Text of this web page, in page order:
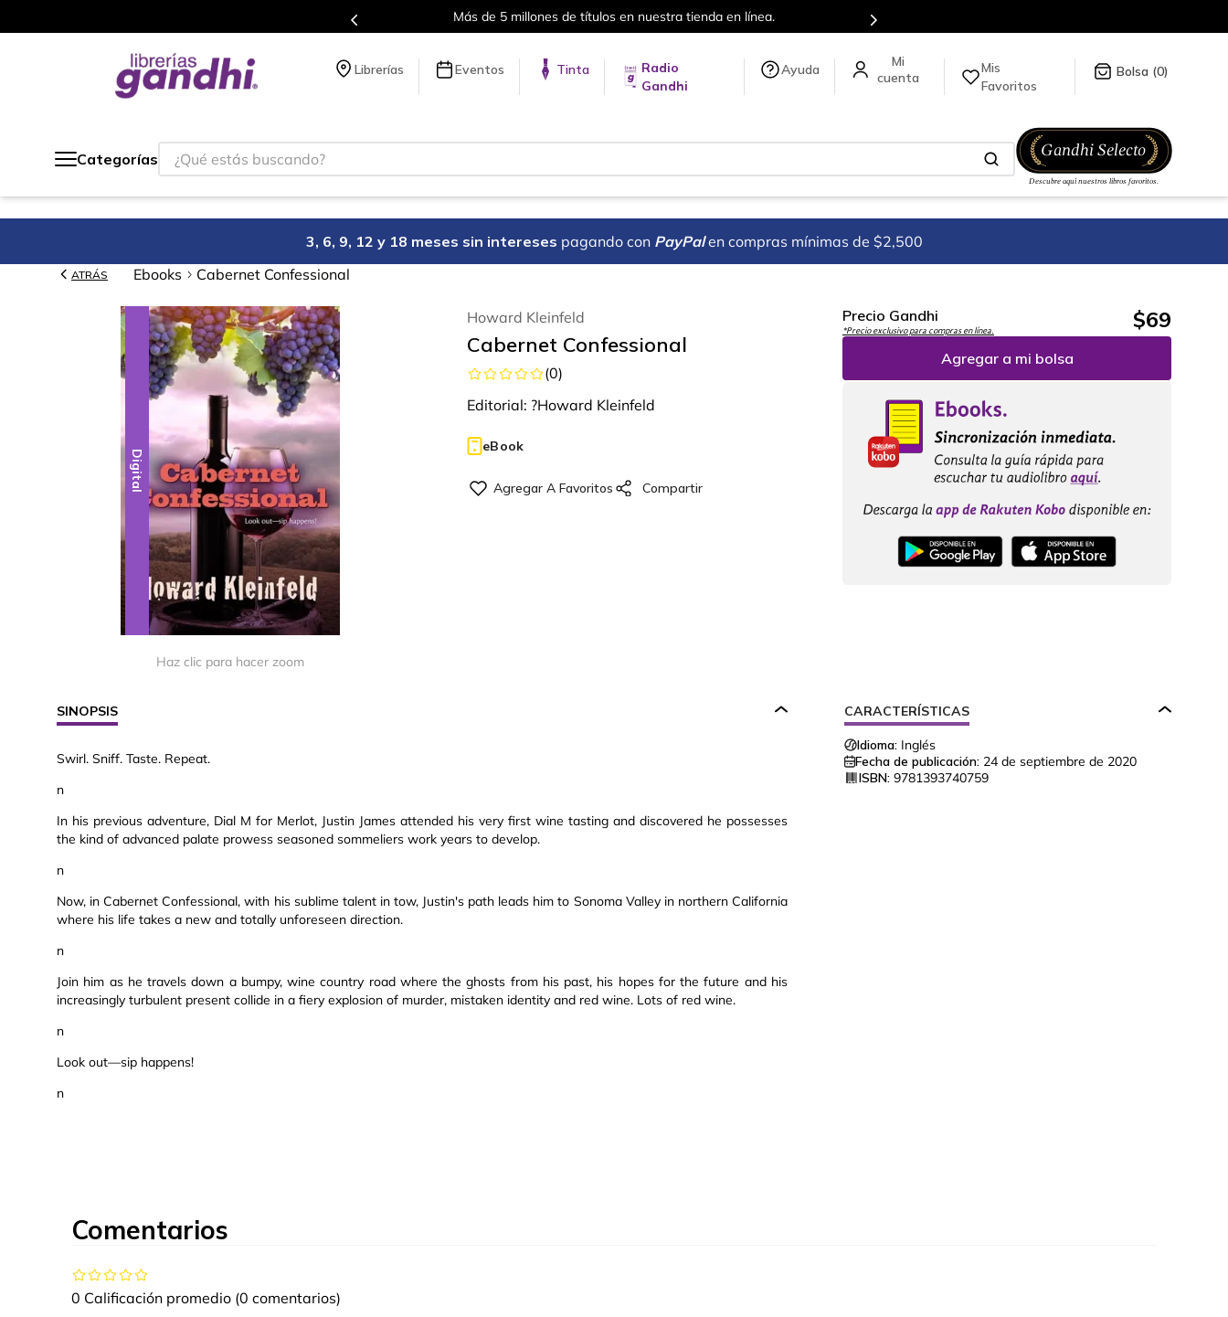
Más de 5 millones de títulos en nuestra tienda en línea.
Librerías Eventos Tinta
Radio
Gandhi
Ayuda
Mis
Favoritos
0
Categorías
¿Qué estás buscando?
3, 6, 9, 12 y 18 meses sin intereses pagando con PayPal en compras mínimas de $2,500
ATRÁS Ebooks Cabernet Confessional
Digital
Haz clic para hacer zoom
Howard Kleinfeld
Cabernet Confessional
(0)
Editorial: ?Howard Kleinfeld
eBook
Precio Gandhi
*Precio exclusivo para compras en línea. $69
Agregar a mi bolsa
SINOPSIS
Swirl. Sniff. Taste. Repeat.
n
In his previous adventure, Dial M for Merlot, Justin James attended his very first wine tasting and discovered he possesses
the kind of advanced palate prowess seasoned sommeliers work years to develop.
n
Now, in Cabernet Confessional, with his sublime talent in tow, Justin's path leads him to Sonoma Valley in northern California
where his life takes a new and totally unforeseen direction.
n
Join him as he travels down a bumpy, wine country road where the ghosts from his past, his hopes for the future and his
increasingly turbulent present collide in a fiery explosion of murder, mistaken identity and red wine. Lots of red wine.
n
Look out—sip happens!
n
CARACTERÍSTICAS
Idioma: Inglés
Fecha de publicación: 24 de septiembre de 2020
ISBN: 9781393740759
Comentarios
0 Calificación promedio (0 comentarios)